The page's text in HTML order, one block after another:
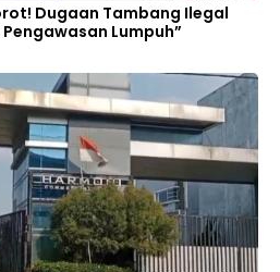
Dugaan Tambang Ilegal
Lumpuh”